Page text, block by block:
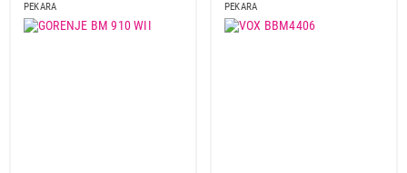
PEKARA PEKARA